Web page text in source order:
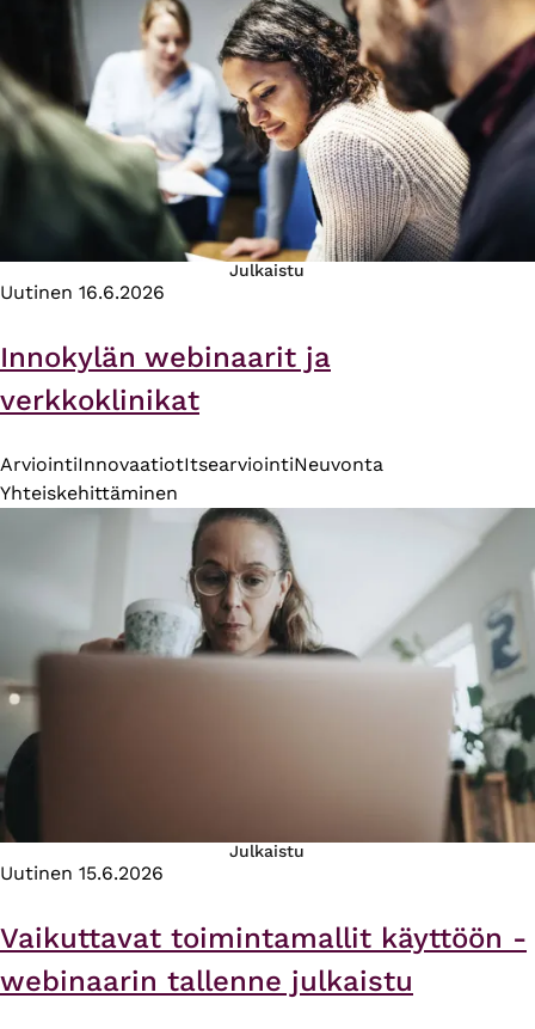
Julkaistu
Uutinen 16.6.2026
Innokylän webinaarit ja
verkkoklinikat
ArviointiInnovaatiotItsearviointiNeuvonta
Yhteiskehittäminen
Julkaistu
Uutinen 15.6.2026
Vaikuttavat toimintamallit käyttöön -
webinaarin tallenne julkaistu